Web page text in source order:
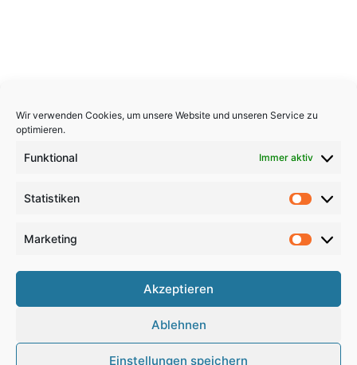
Wir verwenden Cookies, um unsere Website und unseren Service zu
optimieren.
Funktional Immer aktiv
Statistiken
Marketing
Akzeptieren
Ablehnen
Einstellungen speichern
Copyright 2026, All Rights Reserved
Haftungsausschluss